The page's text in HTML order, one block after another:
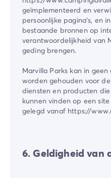
geïmplementeerd en
persoonlijke pagina's, en
bestaande bronnen op
verantwoordelijkheid van
geding brengen.
Marvilla Parks kan in
worden gehouden voor
diensten en producten
kunnen vinden op een
gelegd vanaf https://
6. Geldigheid van